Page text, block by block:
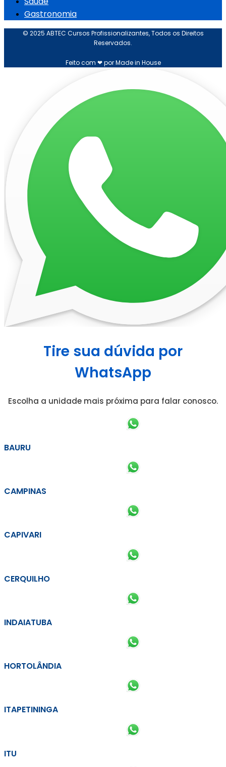
Gastronomia
© 2025 ABTEC Cursos Profissionalizantes, Todos os Direitos
Reservados.
Feito com ❤ por Made in House
Tire sua dúvida por
WhatsApp
Escolha a unidade mais próxima para falar conosco.
BAURU
CAMPINAS
CAPIVARI
CERQUILHO
INDAIATUBA
HORTOLÂNDIA
ITAPETININGA
ITU